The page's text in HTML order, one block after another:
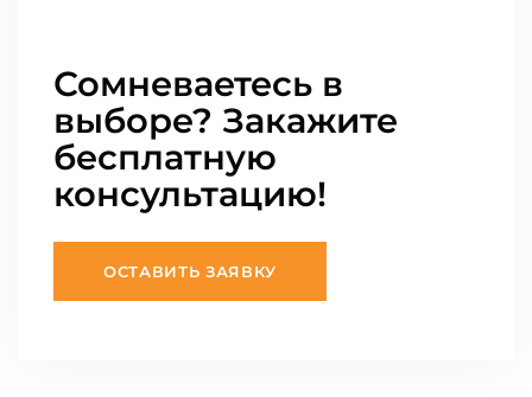
Сомневаетесь в
выборе? Закажите
бесплатную
консультацию!
ОСТАВИТЬ ЗАЯВКУ